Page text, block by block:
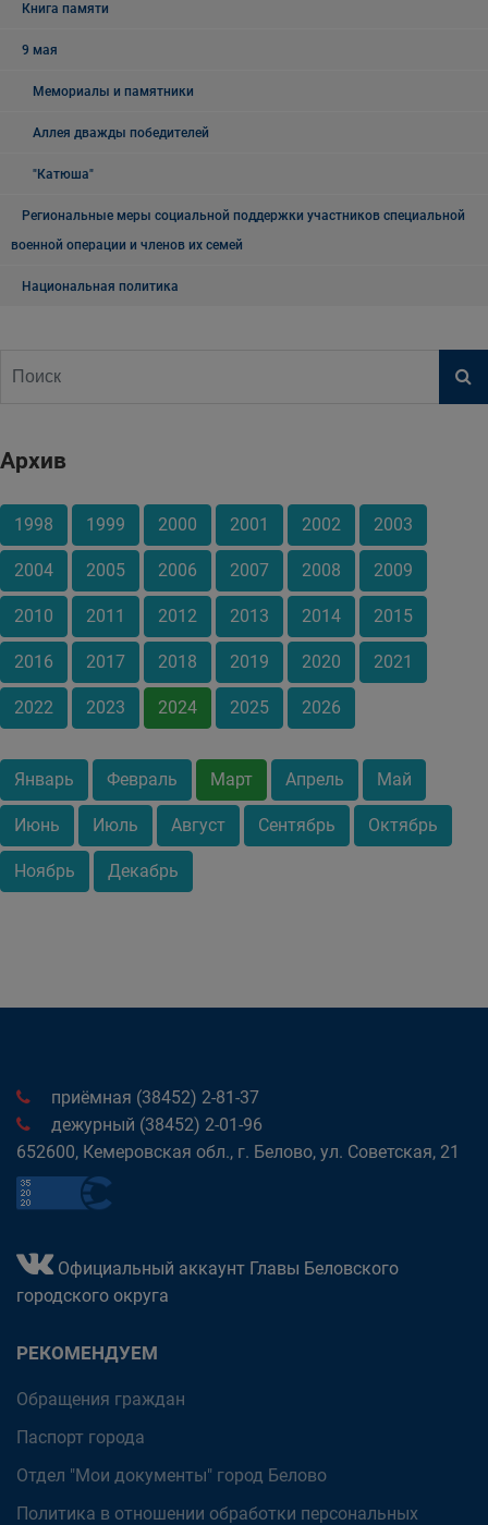
Книга памяти
9 мая
Мемориалы и памятники
Аллея дважды победителей
"Катюша"
Региональные меры социальной поддержки участников специальной
военной операции и членов их семей
Национальная политика
Архив
1998 1999 2000 2001 2002 2003
2004 2005 2006 2007 2008 2009
2010 2011 2012 2013 2014 2015
2016 2017 2018 2019 2020 2021
2022 2023 2024 2025 2026
Январь Февраль Март Апрель Май
Июнь Июль Август Сентябрь Октябрь
Ноябрь Декабрь
приёмная (38452) 2-81-37
дежурный (38452) 2-01-96
652600, Кемеровская обл., г. Белово, ул. Советская, 21
Официальный аккаунт Главы Беловского
городского округа
РЕКОМЕНДУЕМ
Обращения граждан
Паспорт города
Отдел "Мои документы" город Белово
Политика в отношении обработки персональных